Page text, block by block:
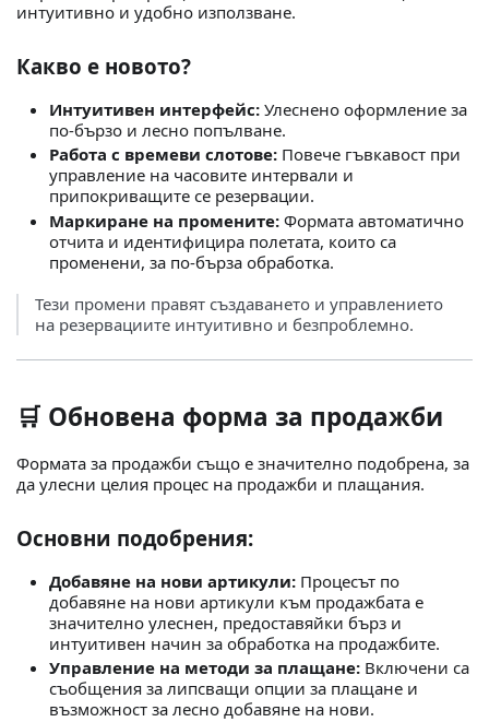
интуитивно и удобно използване.
Какво е новото?
Интуитивен интерфейс: Улеснено оформление за
по-бързо и лесно попълване.
Работа с времеви слотове: Повече гъвкавост при
управление на часовите интервали и
припокриващите се резервации.
Маркиране на промените: Формата автоматично
отчита и идентифицира полетата, които са
променени, за по-бърза обработка.
Тези промени правят създаването и управлението
на резервациите интуитивно и безпроблемно.
🛒 Обновена форма за продажби
Формата за продажби също е значително подобрена, за
да улесни целия процес на продажби и плащания.
Основни подобрения:
Добавяне на нови артикули: Процесът по
добавяне на нови артикули към продажбата е
значително улеснен, предоставяйки бърз и
интуитивен начин за обработка на продажбите.
Управление на методи за плащане: Включени са
съобщения за липсващи опции за плащане и
възможност за лесно добавяне на нови.